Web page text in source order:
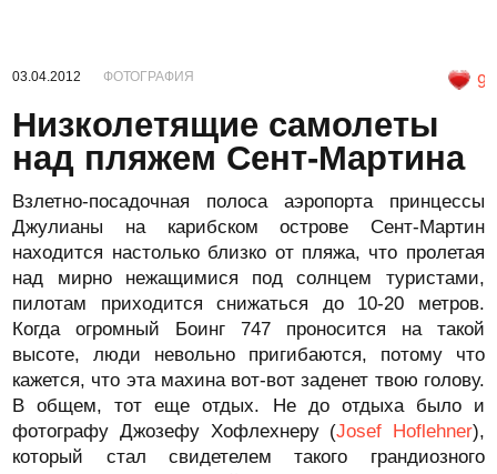
03.04.2012 ФОТОГРАФИЯ 9
Низколетящие самолеты
над пляжем Сент-Мартина
Взлетно-посадочная полоса аэропорта принцессы
Джулианы на карибском острове Сент-Мартин
находится настолько близко от пляжа, что пролетая
над мирно нежащимися под солнцем туристами,
пилотам приходится снижаться до 10-20 метров.
Когда огромный Боинг 747 проносится на такой
высоте, люди невольно пригибаются, потому что
кажется, что эта махина вот-вот заденет твою голову.
В общем, тот еще отдых. Не до отдыха было и
фотографу Джозефу Хофлехнеру (Josef Hoflehner),
который стал свидетелем такого грандиозного